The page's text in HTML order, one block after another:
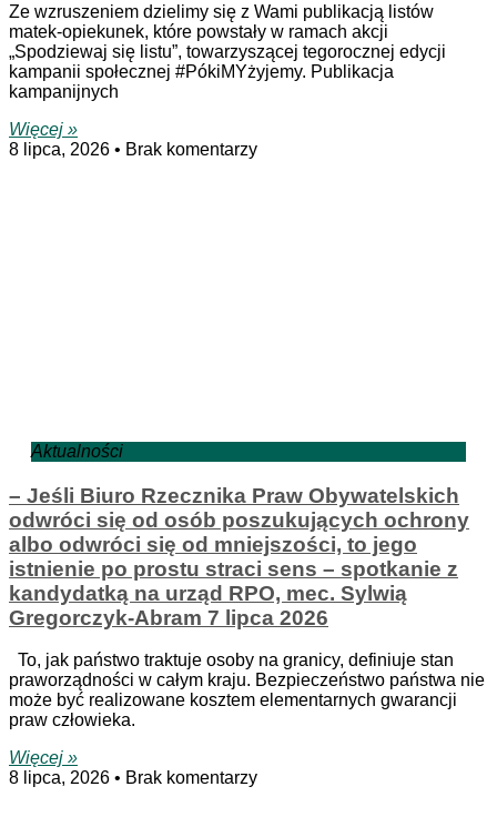
Ze wzruszeniem dzielimy się z Wami publikacją listów
matek-opiekunek, które powstały w ramach akcji
„Spodziewaj się listu”, towarzyszącej tegorocznej edycji
kampanii społecznej #PókiMYżyjemy. Publikacja
kampanijnych
Więcej »
8 lipca, 2026
Brak komentarzy
Aktualności
– Jeśli Biuro Rzecznika Praw Obywatelskich
odwróci się od osób poszukujących ochrony
albo odwróci się od mniejszości, to jego
istnienie po prostu straci sens – spotkanie z
kandydatką na urząd RPO, mec. Sylwią
Gregorczyk-Abram 7 lipca 2026
To, jak państwo traktuje osoby na granicy, definiuje stan
praworządności w całym kraju. Bezpieczeństwo państwa nie
może być realizowane kosztem elementarnych gwarancji
praw człowieka.
Więcej »
8 lipca, 2026
Brak komentarzy